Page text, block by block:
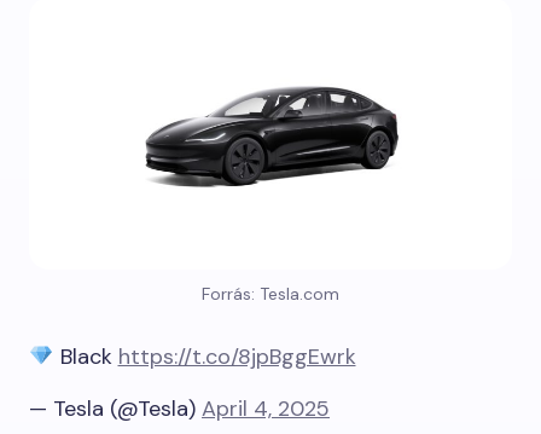
Forrás: Tesla.com
Black https://t.co/8jpBggEwrk
— Tesla (@Tesla) April 4, 2025